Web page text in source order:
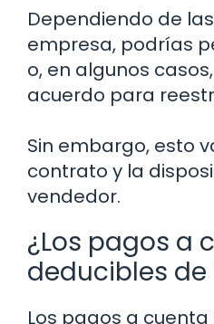
Dependiendo de
empresa, podrías
o, en algunos
acuerdo para
Sin embargo, esto
contrato y la
vendedor.
¿Los pagos a
deducibles
Los pagos a